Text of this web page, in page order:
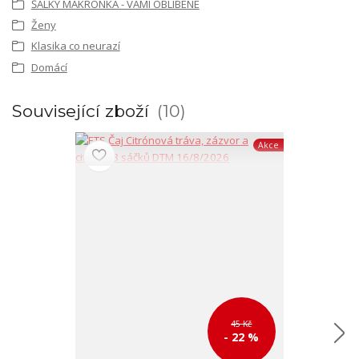
ŠÁLKY MAKRONKA - VÁMI OBLÍBENÉ
Ženy
Klasika co neurazí
Domácí
Související zboží 10
Akce
45 Kč
- 22 %